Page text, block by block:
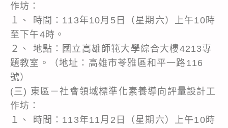
作坊：
１、 時間：113年10月5日（星期六）上午10時
至下午4時。
２、 地點：國立高雄師範大學綜合大樓4213專
題教室。（地址：高雄市苓雅區和平一路116
號）
(三) 東區－社會領域標準化素養導向評量設計工
作坊：
１、 時間：113年11月2日（星期六）上午10時